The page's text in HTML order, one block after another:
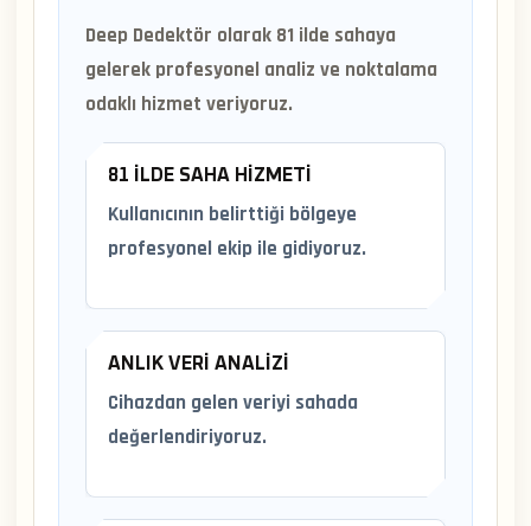
Deep Dedektör olarak 81 ilde sahaya
gelerek profesyonel analiz ve noktalama
odaklı hizmet veriyoruz.
81 İLDE SAHA HIZMETI
Kullanıcının belirttiği bölgeye
profesyonel ekip ile gidiyoruz.
ANLIK VERI ANALIZI
Cihazdan gelen veriyi sahada
değerlendiriyoruz.